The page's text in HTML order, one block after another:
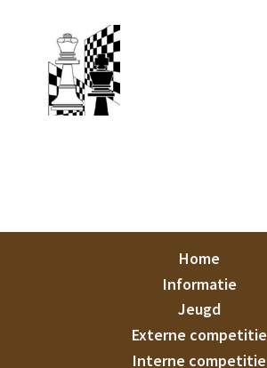
hoofdnavigatie
sidebar
voettekst
Home
Informatie
Jeugd
Externe competitie
Interne competitie